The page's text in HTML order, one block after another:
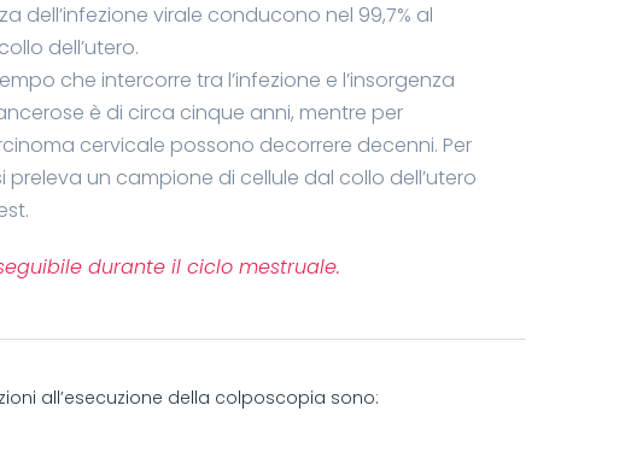
dell’infezione virale conducono nel 99,7% al
dell’utero.
che intercorre tra l’infezione e l’insorgenza
è di circa cinque anni, mentre per
cervicale possono decorrere decenni. Per
preleva un campione di cellule dal collo dell’utero
durante il ciclo mestruale.
all’esecuzione della colposcopia sono: